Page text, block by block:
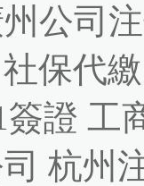
州公司
社保代繳
簽證 工
杭州